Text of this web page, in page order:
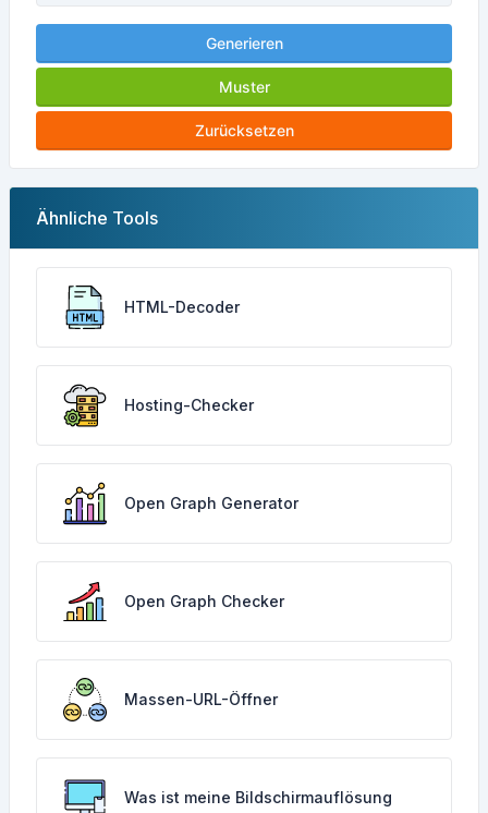
Generieren
Muster
Zurücksetzen
Ähnliche Tools
HTML-Decoder
Hosting-Checker
Open Graph Generator
Open Graph Checker
Massen-URL-Öffner
Was ist meine Bildschirmauflösung